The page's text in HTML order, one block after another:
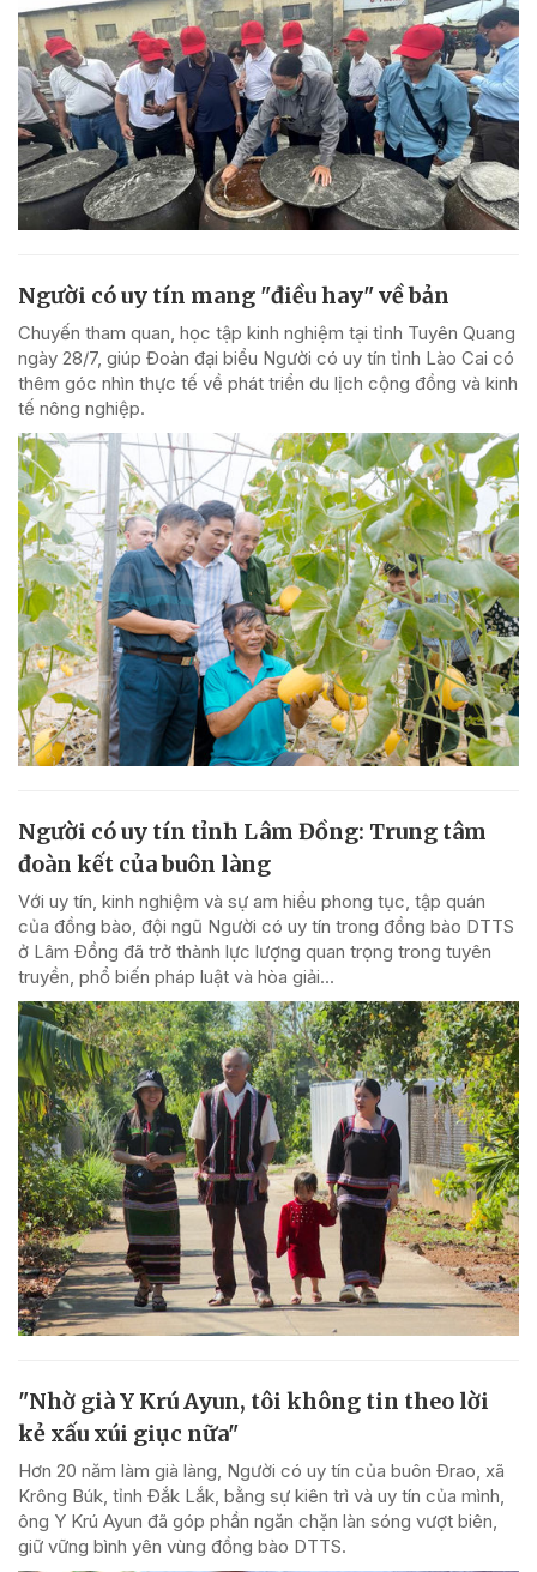
Người có uy tín mang "điều hay" về bản
Chuyến tham quan, học tập kinh nghiệm tại tỉnh Tuyên Quang
ngày 28/7, giúp Đoàn đại biểu Người có uy tín tỉnh Lào Cai có
thêm góc nhìn thực tế về phát triển du lịch cộng đồng và kinh
tế nông nghiệp.
Người có uy tín tỉnh Lâm Đồng: Trung tâm
đoàn kết của buôn làng
Với uy tín, kinh nghiệm và sự am hiểu phong tục, tập quán
của đồng bào, đội ngũ Người có uy tín trong đồng bào DTTS
ở Lâm Đồng đã trở thành lực lượng quan trọng trong tuyên
truyền, phổ biến pháp luật và hòa giải...
"Nhờ già Y Krú Ayun, tôi không tin theo lời
kẻ xấu xúi giục nữa"
Hơn 20 năm làm già làng, Người có uy tín của buôn Đrao, xã
Krông Búk, tỉnh Đắk Lắk, bằng sự kiên trì và uy tín của mình,
ông Y Krú Ayun đã góp phần ngăn chặn làn sóng vượt biên,
giữ vững bình yên vùng đồng bào DTTS.